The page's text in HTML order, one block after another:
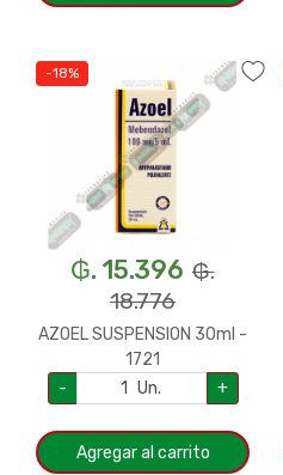
-18%
₲. 15.396 ₲.
18.776
AZOEL SUSPENSION 30ml -
1721
-
Un. +
Agregar al carrito